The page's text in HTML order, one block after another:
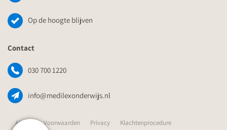
Op de hoogte blijven
Contact
030 700 1220
info@medilexonderwijs.nl
Algemene Voorwaarden Privacy Klachtenprocedure